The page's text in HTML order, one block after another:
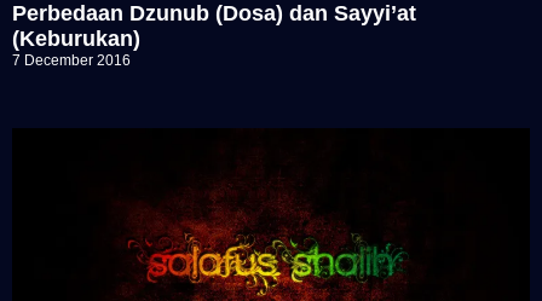
Perbedaan Dzunub (Dosa) dan Sayyi’at
(Keburukan)
7 December 2016